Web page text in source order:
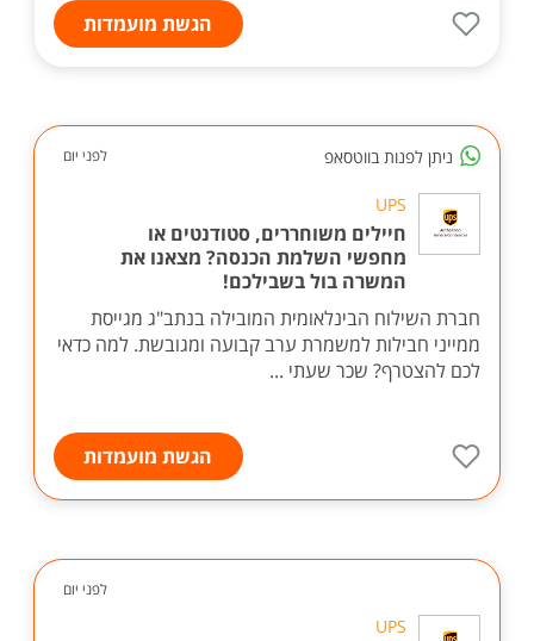
הגשת מועמדות
ניתן לפנות בווטסאפ לפני יום
UPS
חיילים משוחררים, סטודנטים או
מחפשי השלמת הכנסה? מצאנו את
המשרה בול בשבילכם!
חברת השילוח הבינלאומית המובילה בנתב"ג מגייסת
ממייני חבילות למשמרת ערב קבועה ומגובשת. למה כדאי
לכם להצטרף? שכר שעתי ...
הגשת מועמדות
לפני יום
UPS